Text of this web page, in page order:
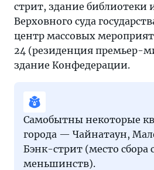
стрит, здание библиотеки
Верховного суда
центр массовых
24 (резиденция премьер-
здание Конфедерации.
Самобытны некоторые
города — Чайнатаун,
Бэнк-стрит (место сбора
меньшинств).